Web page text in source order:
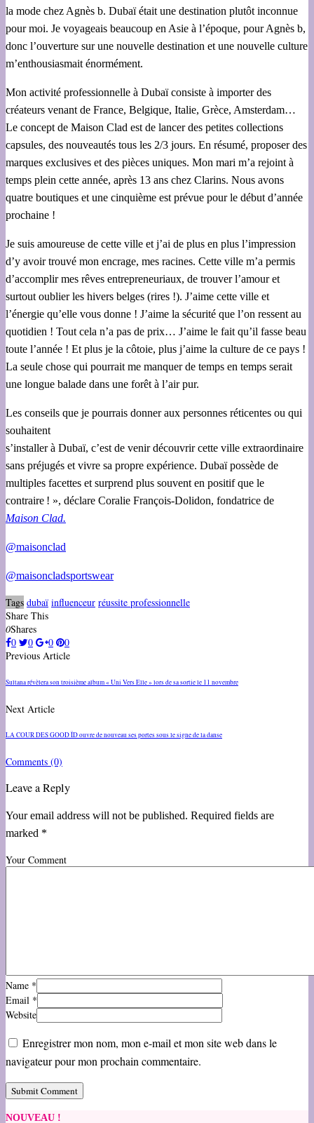
la mode chez Agnès b. Dubaï était une destination plutôt inconnue
pour moi. Je voyageais beaucoup en Asie à l’époque, pour Agnès b,
donc l’ouverture sur une nouvelle destination et une nouvelle culture
m’enthousiasmait énormément.
Mon activité professionnelle à Dubaï consiste à importer des
créateurs venant de France, Belgique, Italie, Grèce, Amsterdam…
Le concept de Maison Clad est de lancer des petites collections
capsules, des nouveautés tous les 2/3 jours. En résumé, proposer des
marques exclusives et des pièces uniques. Mon mari m’a rejoint à
temps plein cette année, après 13 ans chez Clarins. Nous avons
quatre boutiques et une cinquième est prévue pour le début d’année
prochaine !
Je suis amoureuse de cette ville et j’ai de plus en plus l’impression
d’y avoir trouvé mon encrage, mes racines. Cette ville m’a permis
d’accomplir mes rêves entrepreneuriaux, de trouver l’amour et
surtout oublier les hivers belges (rires !). J’aime cette ville et
l’énergie qu’elle vous donne ! J’aime la sécurité que l’on ressent au
quotidien ! Tout cela n’a pas de prix… J’aime le fait qu’il fasse beau
toute l’année ! Et plus je la côtoie, plus j’aime la culture de ce pays !
La seule chose qui pourrait me manquer de temps en temps serait
une longue balade dans une forêt à l’air pur.
Les conseils que je pourrais donner aux personnes réticentes ou qui
souhaitent
s’installer à Dubaï, c’est de venir découvrir cette ville extraordinaire
sans préjugés et vivre sa propre expérience. Dubaï possède de
multiples facettes et surprend plus souvent en positif que le
contraire ! », déclare Coralie François-Dolidon, fondatrice de
Maison Clad.
@maisonclad
@maisoncladsportswear
Tags dubaï influenceur réussite professionnelle
Share This
0Shares
0
0 0
0
Previous Article
Sultana révèlera son troisième album « Uni Vers Elle » lors de sa sortie le 11 novembre
Next Article
LA COUR DES GOOD ÏD ouvre de nouveau ses portes sous le signe de la danse
Comments (0)
Leave a Reply
Your email address will not be published. Required fields are
marked *
Your Comment
Name *
Email *
Website
Enregistrer mon nom, mon e-mail et mon site web dans le
navigateur pour mon prochain commentaire.
NOUVEAU !